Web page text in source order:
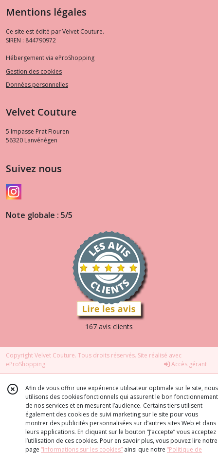
Mentions légales
Ce site est édité par Velvet Couture.
SIREN : 844790972
Hébergement via eProShopping
Gestion des cookies
Données personnelles
Velvet Couture
5 Impasse Prat Flouren
56320 Lanvénégen
Suivez nous
Note globale : 5/5
167 avis clients
Copyright Velvet Couture. Tous droits réservés. Site réalisé avec
eProShopping
Accès gérant
Afin de vous offrir une expérience utilisateur optimale sur le site, nous
utilisons des cookies fonctionnels qui assurent le bon fonctionnement
de nos services et en mesurent l’audience. Certains tiers utilisent
également des cookies de suivi marketing sur le site pour vous
montrer des publicités personnalisées sur d’autres sites Web et dans
leurs applications. En cliquant sur le bouton “J’accepte” vous acceptez
l’utilisation de ces cookies. Pour en savoir plus, vous pouvez lire notre
page “Informations sur les cookies” ainsi que notre “Politique de